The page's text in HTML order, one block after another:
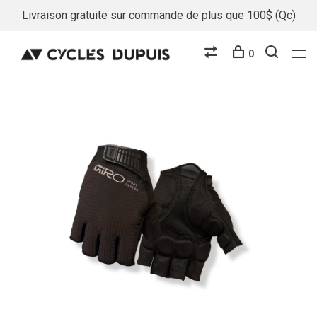
Livraison gratuite sur commande de plus que 100$ (Qc)
0